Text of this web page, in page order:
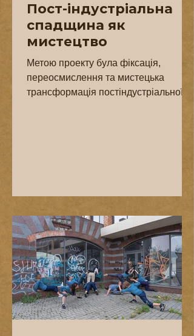
Пост-індустріальна
спадщина як
мистецтво
Метою проекту була фіксація,
переосмислення та мистецька
трансформація постіндустріальної